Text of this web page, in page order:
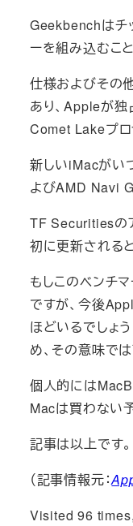
Geekbenchはチ
ーを組み込むこ
仕様およびその
あり、Appleが
Comet Lakeプロ
新しいiMacがい
よびAMD Navi
TF Securitiesの
初に更新される
もしこのベンチ
ですが、今後
ほどいるでしょ
め、その意味で
個人的には
Macは買わない
記事は以上です。
（記事情報元：
Visited 96